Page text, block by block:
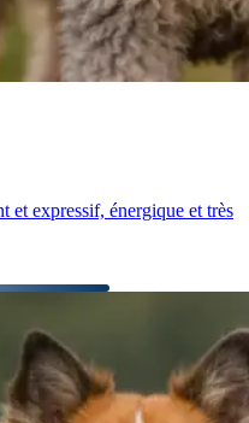
et expressif, énergique et très